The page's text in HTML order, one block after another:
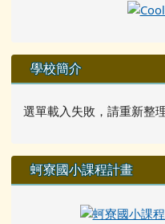
學校簡介
選單載入失敗，請重新整理
蚵寮國小課程計畫